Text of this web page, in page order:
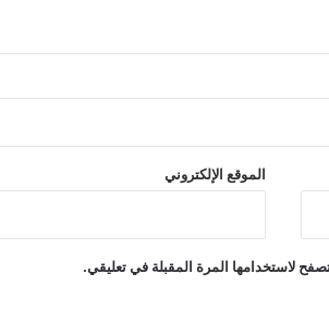
الموقع الإلكتروني
لاستخدامها المرة المقبلة في تعليقي.